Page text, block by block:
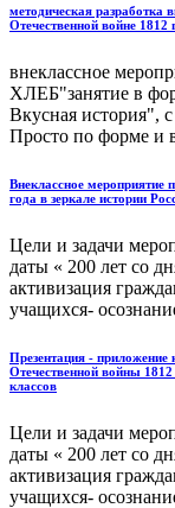
методическая разработка
Отечественной войне
внеклассное
ХЛЕБ"занятие в
Вкусная история",
Просто по форме и
Внеклассное мероприятие
года в зеркале истории
Цели и задачи
даты « 200 лет со
активизация
учащихся-
Презентация -
Отечественной войны 1812
классов
Цели и задачи
даты « 200 лет со
активизация
учащихся-